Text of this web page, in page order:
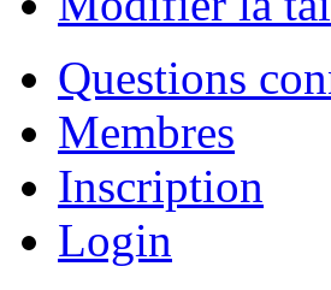
Questions
Membres
Inscription
Login